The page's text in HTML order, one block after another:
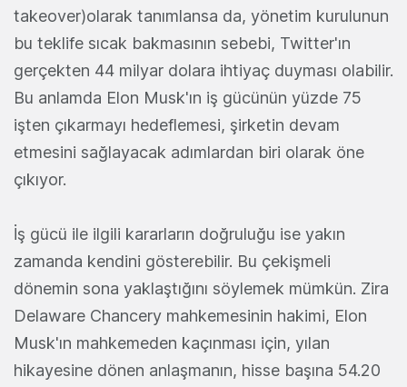
takeover)olarak tanımlansa da, yönetim kurulunun
bu teklife sıcak bakmasının sebebi, Twitter'ın
gerçekten 44 milyar dolara ihtiyaç duyması olabilir.
Bu anlamda Elon Musk'ın iş gücünün yüzde 75
işten çıkarmayı hedeflemesi, şirketin devam
etmesini sağlayacak adımlardan biri olarak öne
çıkıyor.
İş gücü ile ilgili kararların doğruluğu ise yakın
zamanda kendini gösterebilir. Bu çekişmeli
dönemin sona yaklaştığını söylemek mümkün. Zira
Delaware Chancery mahkemesinin hakimi, Elon
Musk'ın mahkemeden kaçınması için, yılan
hikayesine dönen anlaşmanın, hisse başına 54.20